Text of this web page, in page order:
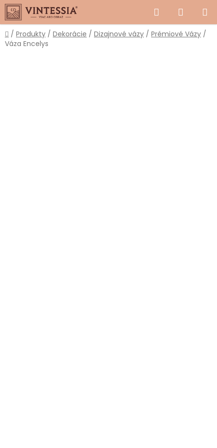
Prejsť
na
obsah
Hľadať
KOŠÍK
Domov
/ Produkty / Dekorácie / Dizajnové vázy / Prémiové Vázy /
Váza Encelys